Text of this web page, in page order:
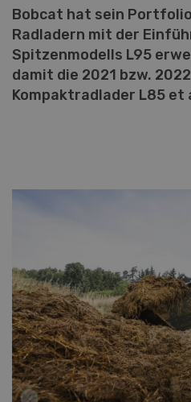
Bobcat hat sein
Radladern mit der
Spitzenmodells L95
damit die 2021 bzw.
Kompaktradlader L85 et